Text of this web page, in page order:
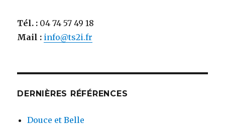
Tél. : 04 74 57 49 18
Mail : info@ts2i.fr
DERNIÈRES RÉFÉRENCES
Douce et Belle